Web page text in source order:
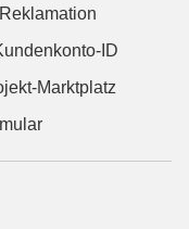
ID
Marktplatz